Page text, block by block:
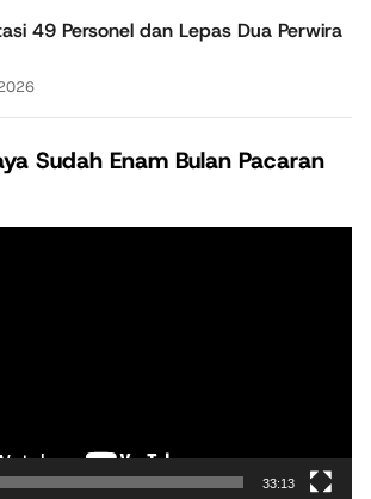
49 Personel dan Lepas Dua Perwira
Sudah Enam Bulan Pacaran
33:13